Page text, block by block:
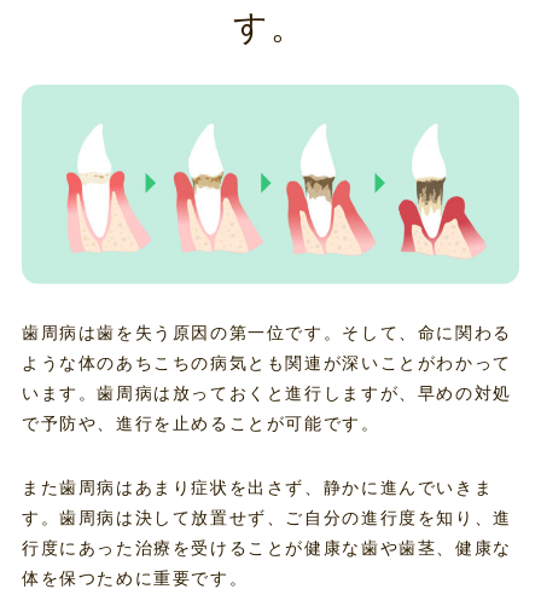
す。
歯周病は歯を失う原因の第一位です。そして、命に関わる
ような体のあちこちの病気とも関連が深いことがわかって
います。歯周病は放っておくと進行しますが、早めの対処
で予防や、進行を止めることが可能です。
また歯周病はあまり症状を出さず、静かに進んでいきま
す。歯周病は決して放置せず、ご自分の進行度を知り、進
行度にあった治療を受けることが健康な歯や歯茎、健康な
体を保つために重要です。